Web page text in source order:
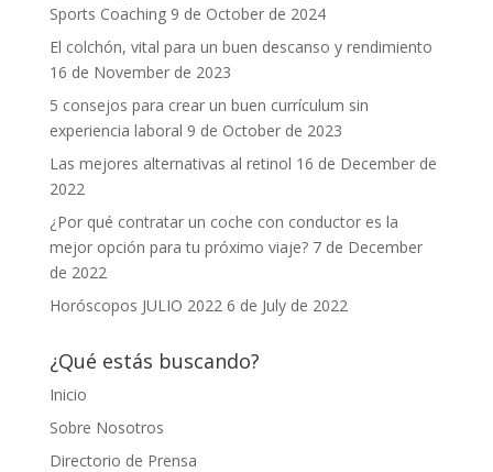
Sports Coaching 9 de October de 2024
El colchón, vital para un buen descanso y rendimiento
16 de November de 2023
5 consejos para crear un buen currículum sin
experiencia laboral 9 de October de 2023
Las mejores alternativas al retinol 16 de December de
2022
¿Por qué contratar un coche con conductor es la
mejor opción para tu próximo viaje? 7 de December
de 2022
Horóscopos JULIO 2022 6 de July de 2022
¿Qué estás buscando?
Inicio
Sobre Nosotros
Directorio de Prensa